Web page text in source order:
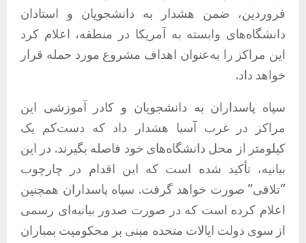
فروردین، ضمن هشدار به دانشجویان و استادان
دانشگاه‌های وابسته به آمریکا در منطقه، اعلام کرد
این مراکز را به‌عنوان اهداف مشروع مورد حمله قرار
خواهد داد.
سپاه پاسداران به دانشجویان و کادر آموزشی این
مراکز در غرب آسیا هشدار داد که دست‌کم یک
کیلومتر از محل دانشگاه‌های خود فاصله بگیرند. در این
بیانیه، تأکید شده است که این اقدام در چارچوب
“تلافی” صورت خواهد گرفت. سپاه پاسداران همچنین
اعلام کرده است که در صورت صدور بیانیه‌ای رسمی
از سوی دولت ایالات متحده مبنی بر محکومیت بمباران